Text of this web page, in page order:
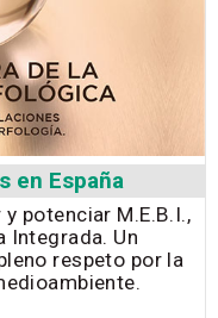
en España
potenciar M.E.B.I.,
Integrada. Un
respeto por la